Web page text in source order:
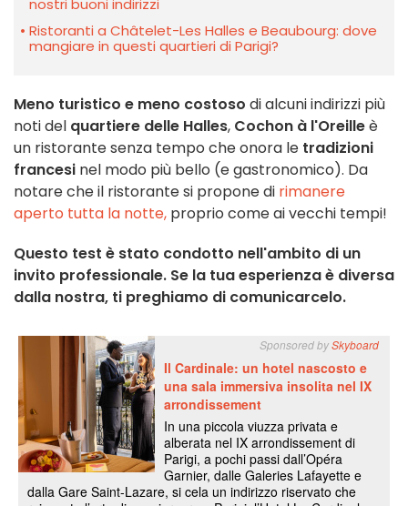
nostri buoni indirizzi
Ristoranti a Châtelet-Les Halles e Beaubourg: dove
mangiare in questi quartieri di Parigi?
Meno turistico e meno costoso di alcuni indirizzi più
noti del quartiere delle Halles, Cochon à l'Oreilleè
un ristorante senza tempo che onora le tradizioni
francesi nel modo più bello (e gastronomico). Da
notare che il ristorante si propone di rimanere
aperto tutta la notte, proprio come ai vecchi tempi!
Questo test è stato condotto nell'ambito di un
invito professionale. Se la tua esperienza è diversa
dalla nostra, ti preghiamo di comunicarcelo.